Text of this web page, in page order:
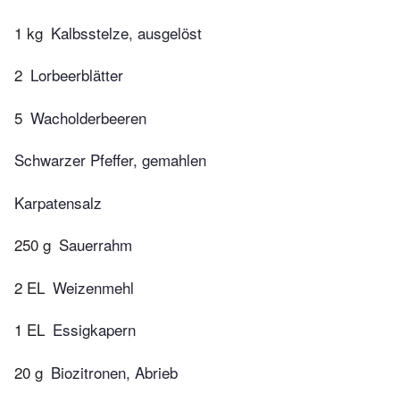
1 kg Kalbsstelze, ausgelöst
2 Lorbeerblätter
5 Wacholderbeeren
Schwarzer Pfeffer, gemahlen
Karpatensalz
250 g Sauerrahm
2 EL Weizenmehl
1 EL Essigkapern
20 g Biozitronen, Abrieb